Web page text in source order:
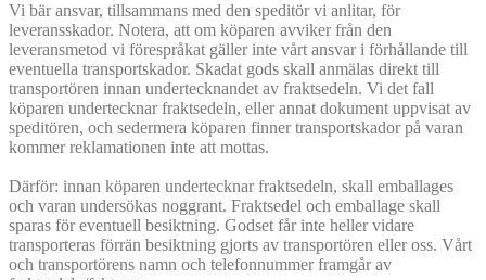
Vi bär ansvar, tillsammans med den speditör vi anlitar, för
leveransskador. Notera, att om köparen avviker från den
leveransmetod vi förespråkat gäller inte vårt ansvar i förhållande till
eventuella transportskador. Skadat gods skall anmälas direkt till
transportören innan undertecknandet av fraktsedeln. Vi det fall
köparen undertecknar fraktsedeln, eller annat dokument uppvisat av
speditören, och sedermera köparen finner transportskador på varan
kommer reklamationen inte att mottas.
Därför: innan köparen undertecknar fraktsedeln, skall emballages
och varan undersökas noggrant. Fraktsedel och emballage skall
sparas för eventuell besiktning. Godset får inte heller vidare
transporteras förrän besiktning gjorts av transportören eller oss. Vårt
och transportörens namn och telefonnummer framgår av